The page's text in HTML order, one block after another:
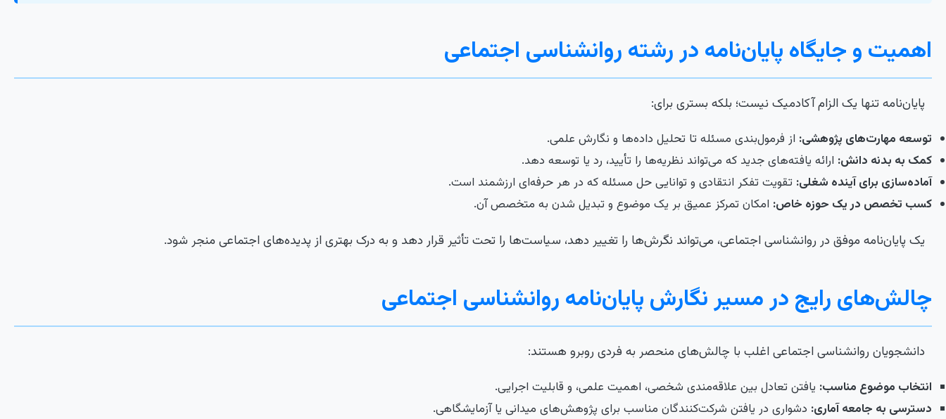
اهمیت و جایگاه پایان‌نامه در رشته روانشناسی اجتماعی
پایان‌نامه تنها یک الزام آکادمیک نیست؛ بلکه بستری برای:
توسعه مهارت‌های پژوهشی: از فرمول‌بندی مسئله تا تحلیل داده‌ها و نگارش علمی.
کمک به بدنه دانش: ارائه یافته‌های جدید که می‌تواند نظریه‌ها را تأیید، رد یا توسعه دهد.
آماده‌سازی برای آینده شغلی: تقویت تفکر انتقادی و توانایی حل مسئله که در هر حرفه‌ای ارزشمند است.
کسب تخصص در یک حوزه خاص: امکان تمرکز عمیق بر یک موضوع و تبدیل شدن به متخصص آن.
یک پایان‌نامه موفق در روانشناسی اجتماعی، می‌تواند نگرش‌ها را تغییر دهد، سیاست‌ها را تحت تأثیر قرار دهد و به درک بهتری از پدیده‌های اجتماعی منجر شود.
چالش‌های رایج در مسیر نگارش پایان‌نامه روانشناسی اجتماعی
دانشجویان روانشناسی اجتماعی اغلب با چالش‌های منحصر به فردی روبرو هستند:
انتخاب موضوع مناسب: یافتن تعادل بین علاقه‌مندی شخصی، اهمیت علمی، و قابلیت اجرایی.
دسترسی به جامعه آماری: دشواری در یافتن شرکت‌کنندگان مناسب برای پژوهش‌های میدانی یا آزمایشگاهی.